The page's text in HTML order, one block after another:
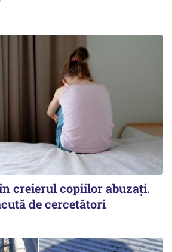
creierul copiilor abuzați.
de cercetători